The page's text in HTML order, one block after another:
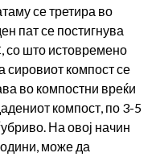
се третира во
пат се постигнува
со што истовремено
сировиот компост се
во компостни вреќи
компост, по 3-5
На овој начин
може да